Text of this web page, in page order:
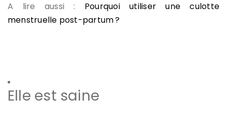
A lire aussi : Pourquoi utiliser une culotte
menstruelle post-partum ?
Elle est saine